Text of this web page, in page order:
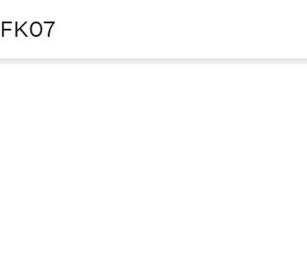
FK07